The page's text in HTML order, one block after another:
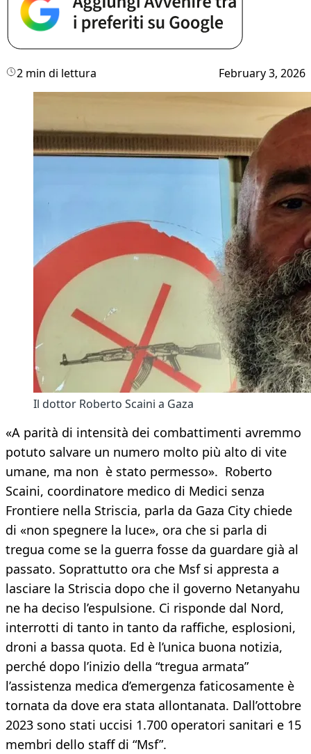
2 min di lettura February 3, 2026
Il dottor Roberto Scaini a Gaza
«A parità di intensità dei combattimenti avremmo
potuto salvare un numero molto più alto di vite
umane, ma non è stato permesso». Roberto
Scaini, coordinatore medico di Medici senza
Frontiere nella Striscia, parla da Gaza City chiede
di «non spegnere la luce», ora che si parla di
tregua come se la guerra fosse da guardare già al
passato. Soprattutto ora che Msf si appresta a
lasciare la Striscia dopo che il governo Netanyahu
ne ha deciso l’espulsione. Ci risponde dal Nord,
interrotti di tanto in tanto da raffiche, esplosioni,
droni a bassa quota. Ed è l’unica buona notizia,
perché dopo l’inizio della “tregua armata”
l’assistenza medica d’emergenza faticosamente è
tornata da dove era stata allontanata. Dall’ottobre
2023 sono stati uccisi 1.700 operatori sanitari e 15
membri dello staff di “Msf”.